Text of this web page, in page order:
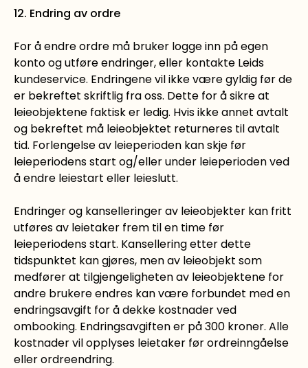
12. Endring av ordre
For å endre ordre må bruker logge inn på egen
konto og utføre endringer, eller kontakte Leids
kundeservice. Endringene vil ikke være gyldig før de
er bekreftet skriftlig fra oss. Dette for å sikre at
leieobjektene faktisk er ledig. Hvis ikke annet avtalt
og bekreftet må leieobjektet returneres til avtalt
tid. Forlengelse av leieperioden kan skje før
leieperiodens start og/eller under leieperioden ved
å endre leiestart eller leieslutt.
Endringer og kanselleringer av leieobjekter kan fritt
utføres av leietaker frem til en time før
leieperiodens start. Kansellering etter dette
tidspunktet kan gjøres, men av leieobjekt som
medfører at tilgjengeligheten av leieobjektene for
andre brukere endres kan være forbundet med en
endringsavgift for å dekke kostnader ved
ombooking. Endringsavgiften er på 300 kroner. Alle
kostnader vil opplyses leietaker før ordreinngåelse
eller ordreendring.